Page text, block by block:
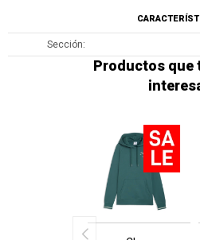
Sección
Productos que